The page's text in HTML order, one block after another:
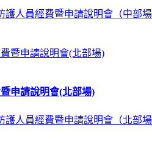
人員經費暨申請說明會（中部
申請說明會(北部場)
人員經費暨申請說明會（北部